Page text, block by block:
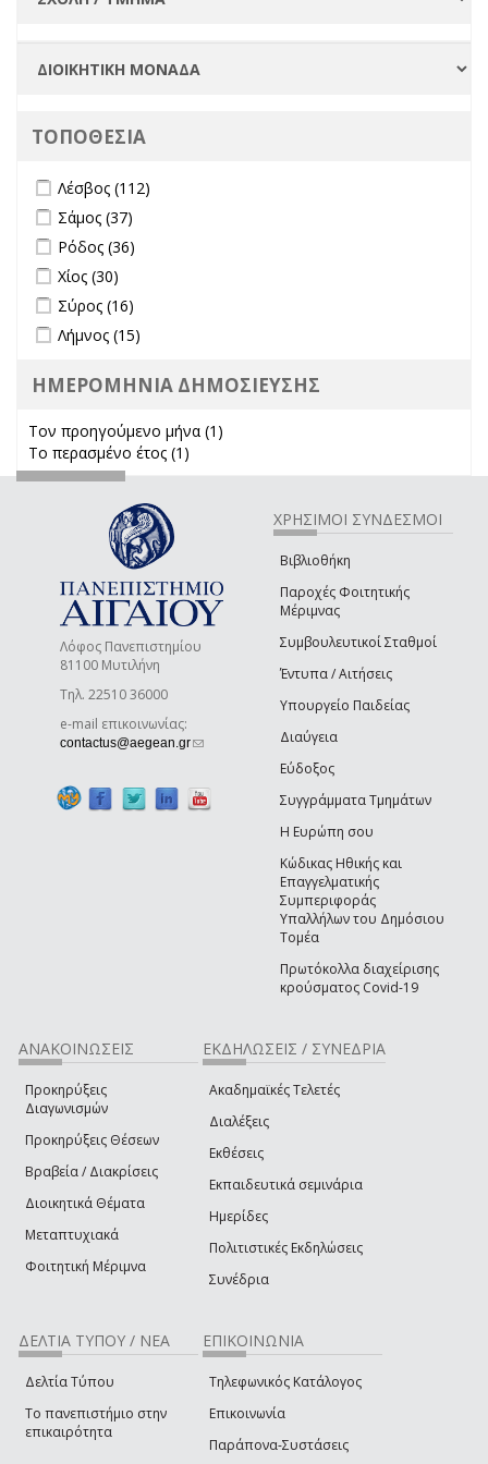
ΤΟΠΟΘΕΣΙΑ
Apply Λέσβος filter
Λέσβος (112)
Apply Σάμος filter
Σάμος (37)
Apply Ρόδος filter
Ρόδος (36)
Apply Χίος filter
Χίος (30)
Apply Σύρος filter
Σύρος (16)
Apply Λήμνος filter
Λήμνος (15)
ΗΜΕΡΟΜΗΝΙΑ ΔΗΜΟΣΙΕΥΣΗΣ
Τον προηγούμενο μήνα (1)
Το περασμένο έτος (1)
Λόφος Πανεπιστημίου
81100 Μυτιλήνη
Τηλ. 22510 36000
e-mail επικοινωνίας:
contactus@aegean.gr(link sends e-mail)
ΧΡΗΣΙΜΟΙ ΣΥΝΔΕΣΜΟΙ
Βιβλιοθήκη
Παροχές Φοιτητικής
Μέριμνας
Συμβουλευτικοί Σταθμοί
Έντυπα / Αιτήσεις
Υπουργείο Παιδείας
Διαύγεια
Εύδοξος
Συγγράμματα Τμημάτων
Η Ευρώπη σου
Κώδικας Ηθικής και
Επαγγελματικής
Συμπεριφοράς
Υπαλλήλων του Δημόσιου
Τομέα
Πρωτόκολλα διαχείρισης
κρούσματος Covid-19
ΑΝΑΚΟΙΝΩΣΕΙΣ
Προκηρύξεις
Διαγωνισμών
Προκηρύξεις Θέσεων
Βραβεία / Διακρίσεις
Διοικητικά Θέματα
Μεταπτυχιακά
Φοιτητική Μέριμνα
ΕΚΔΗΛΩΣΕΙΣ / ΣΥΝΕΔΡΙΑ
Ακαδημαϊκές Τελετές
Διαλέξεις
Εκθέσεις
Εκπαιδευτικά σεμινάρια
Ημερίδες
Πολιτιστικές Εκδηλώσεις
Συνέδρια
ΔΕΛΤΙΑ ΤΥΠΟΥ / ΝΕΑ
Δελτία Τύπου
Το πανεπιστήμιο στην
επικαιρότητα
ΕΠΙΚΟΙΝΩΝΙΑ
Τηλεφωνικός Κατάλογος
Επικοινωνία
Παράπονα-Συστάσεις